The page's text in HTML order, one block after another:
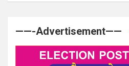
——-Advertisement——